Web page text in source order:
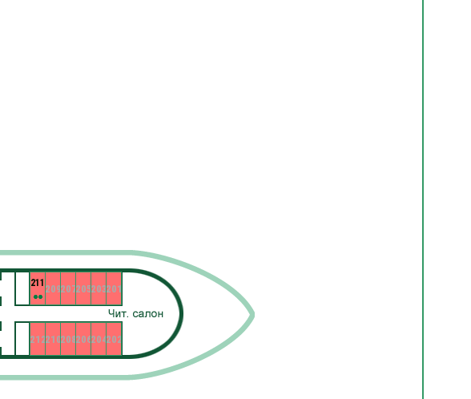
201
202
203
204
205
206
207
208
209
210
211
212